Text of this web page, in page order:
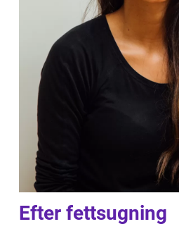
Efter fettsugning